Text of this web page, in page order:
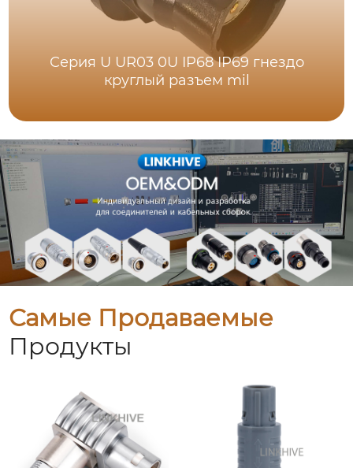
Серия U UR03 0U IP68 IP69 гнездо
круглый разъем mil
Самые Продаваемые
Продукты